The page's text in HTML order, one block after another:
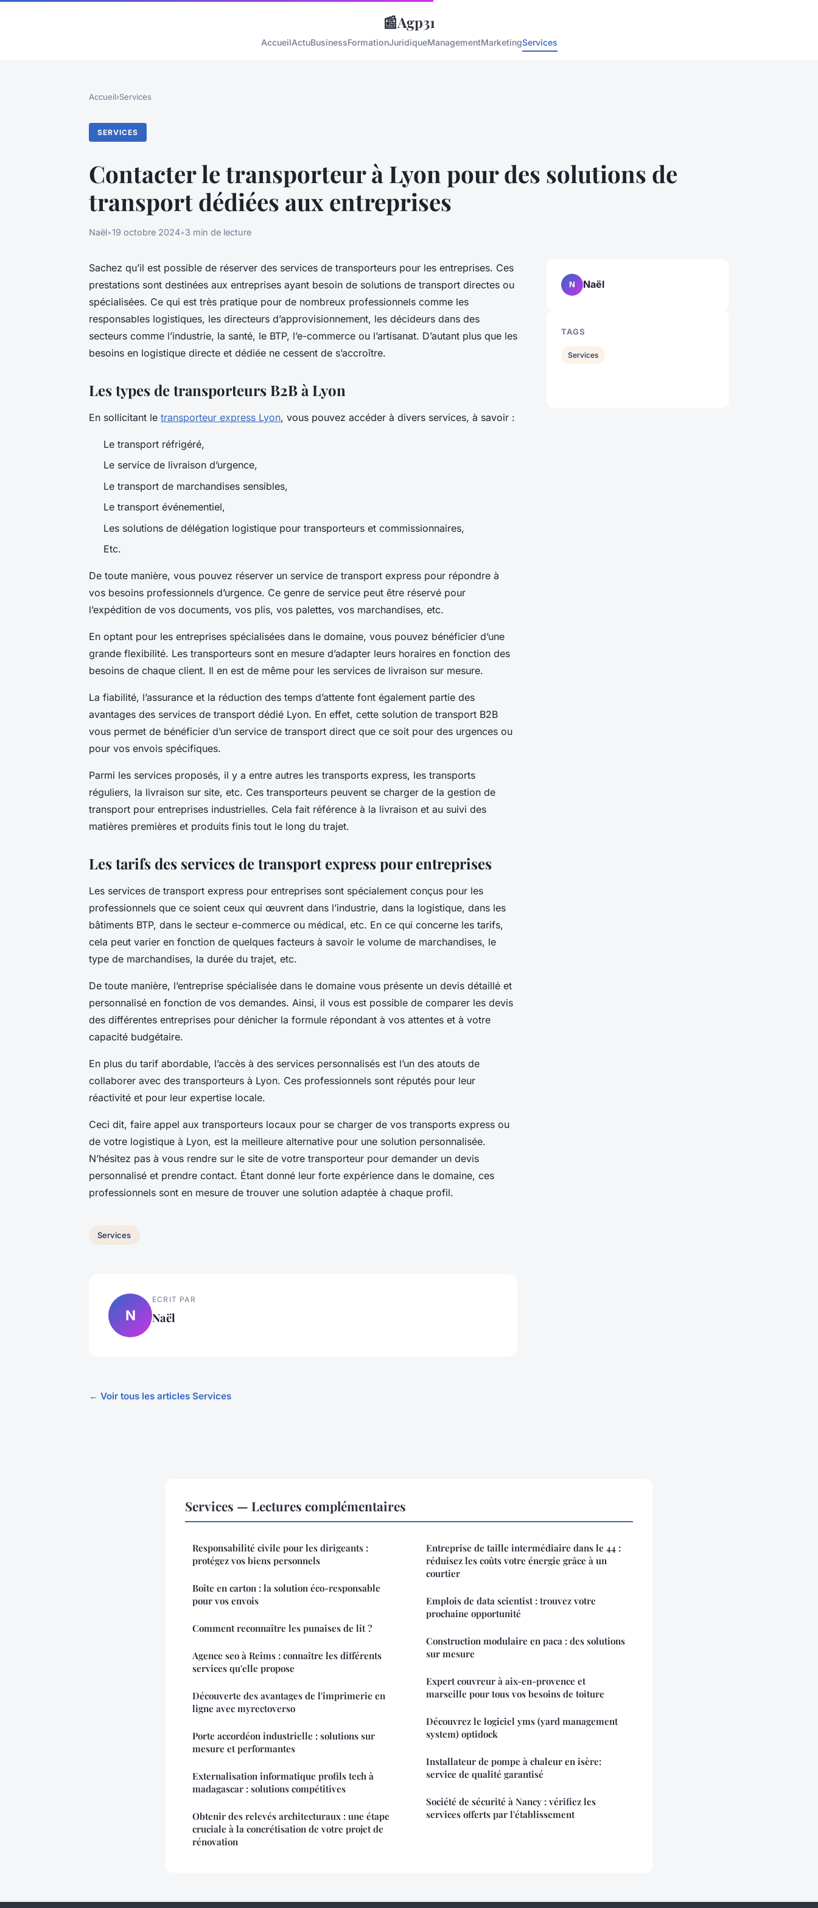
📰Agp31
AccueilActuBusinessFormationJuridiqueManagementMarketingServices
Accueil›Services
SERVICES
Contacter le transporteur à Lyon pour des solutions de
transport dédiées aux entreprises
Naël•19 octobre 2024•3 min de lecture
Sachez qu’il est possible de réserver des services de transporteurs pour les entreprises. Ces
prestations sont destinées aux entreprises ayant besoin de solutions de transport directes ou
spécialisées. Ce qui est très pratique pour de nombreux professionnels comme les
responsables logistiques, les directeurs d’approvisionnement, les décideurs dans des
secteurs comme l’industrie, la santé, le BTP, l’e-commerce ou l’artisanat. D’autant plus que les
besoins en logistique directe et dédiée ne cessent de s’accroître.
Les types de transporteurs B2B à Lyon
En sollicitant le transporteur express Lyon, vous pouvez accéder à divers services, à savoir :
Le transport réfrigéré,
Le service de livraison d’urgence,
Le transport de marchandises sensibles,
Le transport événementiel,
Les solutions de délégation logistique pour transporteurs et commissionnaires,
Etc.
De toute manière, vous pouvez réserver un service de transport express pour répondre à
vos besoins professionnels d’urgence. Ce genre de service peut être réservé pour
l’expédition de vos documents, vos plis, vos palettes, vos marchandises, etc.
En optant pour les entreprises spécialisées dans le domaine, vous pouvez bénéficier d’une
grande flexibilité. Les transporteurs sont en mesure d’adapter leurs horaires en fonction des
besoins de chaque client. Il en est de même pour les services de livraison sur mesure.
La fiabilité, l’assurance et la réduction des temps d’attente font également partie des
avantages des services de transport dédié Lyon. En effet, cette solution de transport B2B
vous permet de bénéficier d’un service de transport direct que ce soit pour des urgences ou
pour vos envois spécifiques.
Parmi les services proposés, il y a entre autres les transports express, les transports
réguliers, la livraison sur site, etc. Ces transporteurs peuvent se charger de la gestion de
transport pour entreprises industrielles. Cela fait référence à la livraison et au suivi des
matières premières et produits finis tout le long du trajet.
Les tarifs des services de transport express pour entreprises
Les services de transport express pour entreprises sont spécialement conçus pour les
professionnels que ce soient ceux qui œuvrent dans l’industrie, dans la logistique, dans les
bâtiments BTP, dans le secteur e-commerce ou médical, etc. En ce qui concerne les tarifs,
cela peut varier en fonction de quelques facteurs à savoir le volume de marchandises, le
type de marchandises, la durée du trajet, etc.
De toute manière, l’entreprise spécialisée dans le domaine vous présente un devis détaillé et
personnalisé en fonction de vos demandes. Ainsi, il vous est possible de comparer les devis
des différentes entreprises pour dénicher la formule répondant à vos attentes et à votre
capacité budgétaire.
En plus du tarif abordable, l’accès à des services personnalisés est l’un des atouts de
collaborer avec des transporteurs à Lyon. Ces professionnels sont réputés pour leur
réactivité et pour leur expertise locale.
Ceci dit, faire appel aux transporteurs locaux pour se charger de vos transports express ou
de votre logistique à Lyon, est la meilleure alternative pour une solution personnalisée.
N’hésitez pas à vous rendre sur le site de votre transporteur pour demander un devis
personnalisé et prendre contact. Étant donné leur forte expérience dans le domaine, ces
professionnels sont en mesure de trouver une solution adaptée à chaque profil.
Services
N
ECRIT PAR
Naël
← Voir tous les articles Services
N Naël
TAGS
Services
Services — Lectures complémentaires
Responsabilité civile pour les dirigeants :
protégez vos biens personnels
Boîte en carton : la solution éco-responsable
pour vos envois
Comment reconnaître les punaises de lit ?
Agence seo à Reims : connaître les différents
services qu'elle propose
Découverte des avantages de l'imprimerie en
ligne avec myrectoverso
Porte accordéon industrielle : solutions sur
mesure et performantes
Externalisation informatique profils tech à
madagascar : solutions compétitives
Obtenir des relevés architecturaux : une étape
cruciale à la concrétisation de votre projet de
rénovation
Entreprise de taille intermédiaire dans le 44 :
réduisez les coûts votre énergie grâce à un
courtier
Emplois de data scientist : trouvez votre
prochaine opportunité
Construction modulaire en paca : des solutions
sur mesure
Expert couvreur à aix-en-provence et
marseille pour tous vos besoins de toiture
Découvrez le logiciel yms (yard management
system) optidock
Installateur de pompe à chaleur en isère:
service de qualité garantisé
Société de sécurité à Nancy : vérifiez les
services offerts par l'établissement